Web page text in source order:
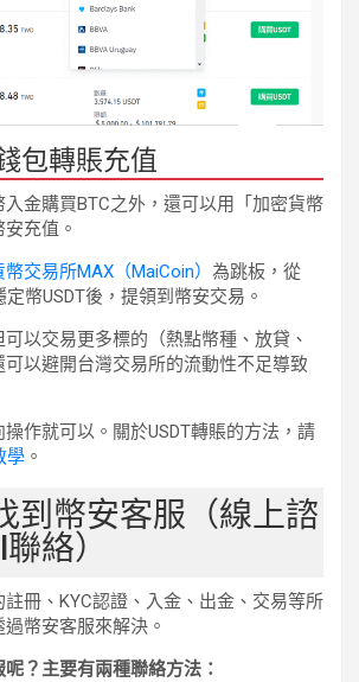
包轉賬充值
入金購買BTC之外，還可以用「加密貨幣
充值。
交易所MAX（MaiCoin） 為跳板，從
幣USDT後，提領到幣安交易。
以交易更多標的（熱點幣種、放貸、
以避開台灣交易所的流動性不足導致
作就可以。關於USDT轉賬的方法，請
學 。
到幣安客服（線上諮
絡）
冊、KYC認證、入金、出金、交易等所
幣安客服來解決。
？主要有兩種聯絡方法：